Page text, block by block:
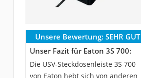
Unsere Bewertung: SEHR GUT
Unser Fazit für Eaton 3S 700:
Die USV-Steckdosenleiste 3S 700
von Eaton hebt sich von anderen